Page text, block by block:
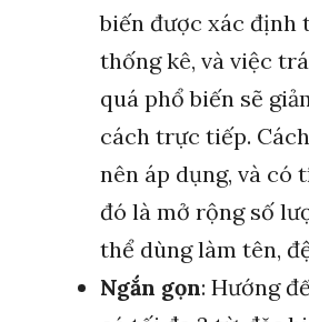
biến được xác định
thống kê, và việc
quá phổ biến sẽ
cách trực tiếp.
nên áp dụng, và có
đó là mở rộng số
thể dùng làm tên,
Ngắn gọn: Hướng